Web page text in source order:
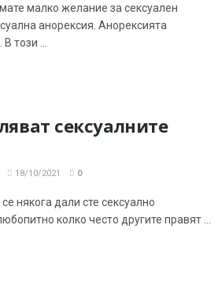
малко желание за сексуален
анорексия. Анорексията
този ...
сексуалните
18/10/2021 0
някога дали сте сексуално
колко често другите правят ...